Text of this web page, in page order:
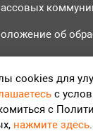
об
cookies для
с
с
нажмите здесь.